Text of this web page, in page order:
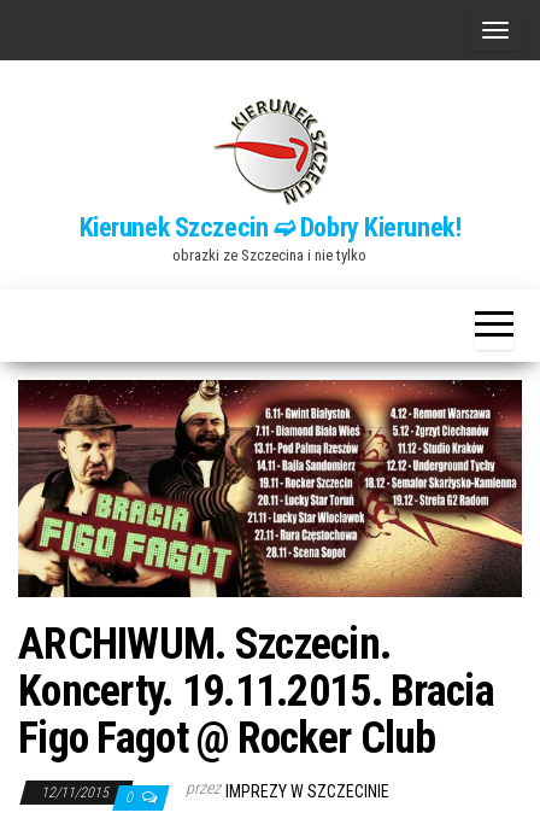
P
n
a
w
i
g
a
c
j
ę
Kierunek Szczecin ➫ Dobry Kierunek!
obrazki ze Szczecina i nie tylko
ARCHIWUM. Szczecin.
Koncerty. 19.11.2015. Bracia
Figo Fagot @ Rocker Club
12/11/2015 0 przez IMPREZY W SZCZECINIE